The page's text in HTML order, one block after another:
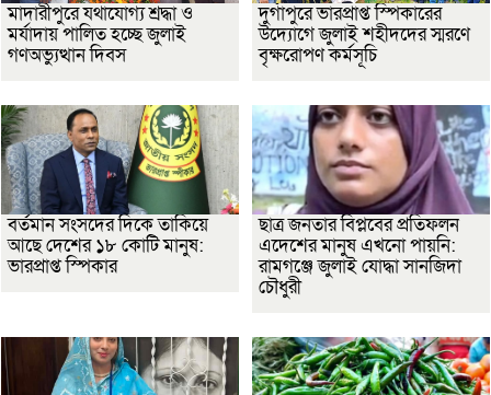
মাদারীপুরে যথাযোগ্য শ্রদ্ধা ও
মর্যাদায় পালিত হচ্ছে জুলাই
গণঅভ্যুত্থান দিবস
দুর্গাপুরে ভারপ্রাপ্ত স্পিকারের
উদ্যোগে জুলাই শহীদদের স্মরণে
বৃক্ষরোপণ কর্মসূচি
বর্তমান সংসদের দিকে তাকিয়ে
আছে দেশের ১৮ কোটি মানুষ:
ভারপ্রাপ্ত স্পিকার
ছাত্র জনতার বিপ্লবের প্রতিফলন
এদেশের মানুষ এখনো পায়নি:
রামগঞ্জে জুলাই যোদ্ধা সানজিদা
চৌধুরী